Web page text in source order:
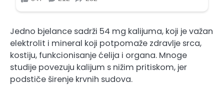
Jedno bjelance sadrži 54 mg kalijuma, koji je važan
elektrolit i mineral koji potpomaže zdravlje srca,
kostiju, funkcionisanje ćelija i organa. Mnoge
studije povezuju kalijum s nižim pritiskom, jer
podstiče širenje krvnih sudova.